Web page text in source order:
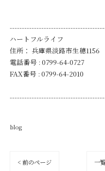
ハートフルライフ
住所： 兵庫県淡路市生穂1156
電話番号 : 0799-64-0727
FAX番号 : 0799-64-2010
blog
< 前のページ 一